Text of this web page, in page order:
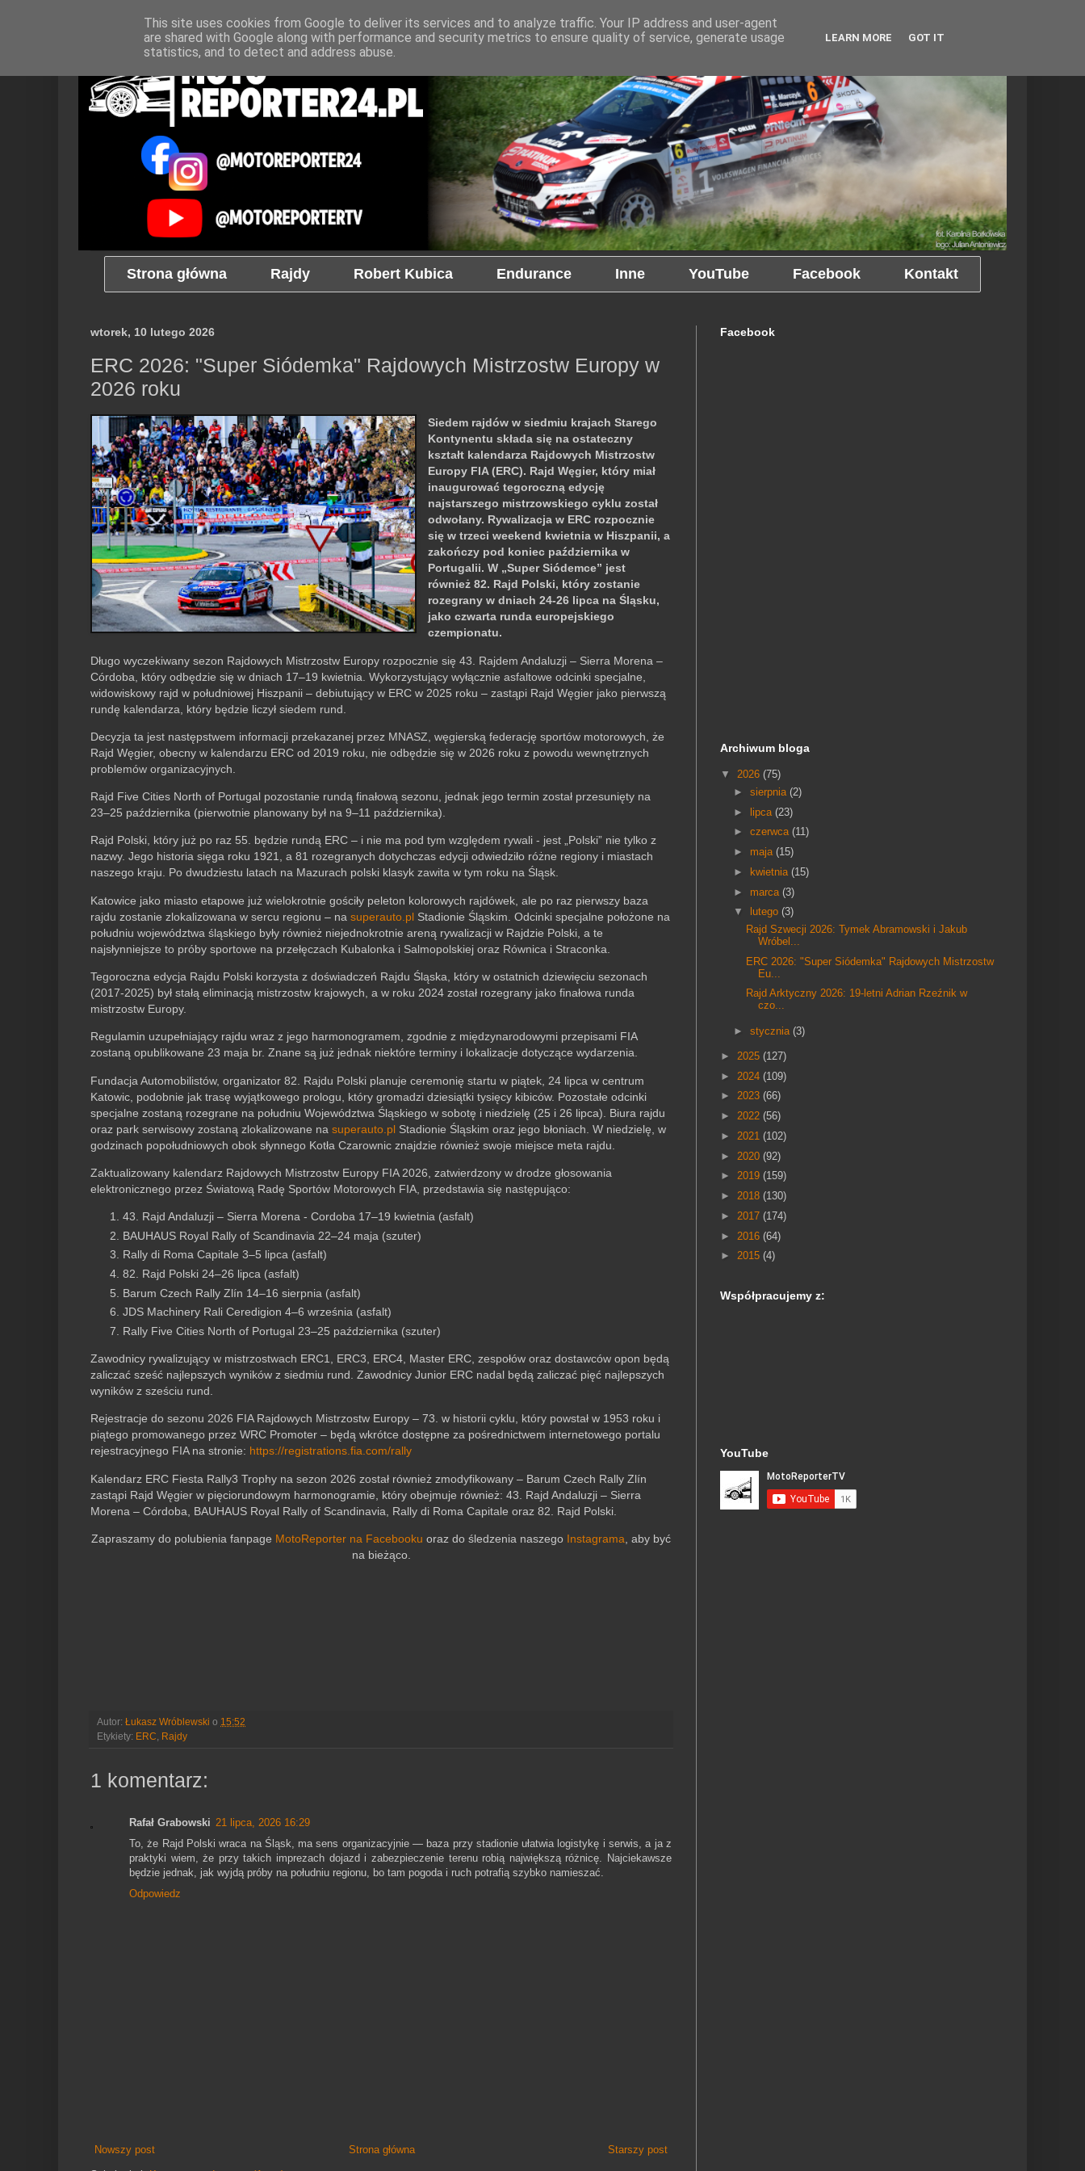
Strona główna Rajdy Robert Kubica Endurance Inne YouTube Facebook Kontakt
wtorek, 10 lutego 2026
ERC 2026: "Super Siódemka" Rajdowych Mistrzostw Europy w
2026 roku
Siedem rajdów w siedmiu krajach Starego
Kontynentu składa się na ostateczny
kształt kalendarza Rajdowych Mistrzostw
Europy FIA (ERC). Rajd Węgier, który miał
inaugurować tegoroczną edycję
najstarszego mistrzowskiego cyklu został
odwołany. Rywalizacja w ERC rozpocznie
się w trzeci weekend kwietnia w Hiszpanii, a
zakończy pod koniec października w
Portugalii. W „Super Siódemce” jest
również 82. Rajd Polski, który zostanie
rozegrany w dniach 24-26 lipca na Śląsku,
jako czwarta runda europejskiego
czempionatu.
Długo wyczekiwany sezon Rajdowych Mistrzostw Europy rozpocznie się 43. Rajdem Andaluzji – Sierra Morena –
Córdoba, który odbędzie się w dniach 17–19 kwietnia. Wykorzystujący wyłącznie asfaltowe odcinki specjalne,
widowiskowy rajd w południowej Hiszpanii – debiutujący w ERC w 2025 roku – zastąpi Rajd Węgier jako pierwszą
rundę kalendarza, który będzie liczył siedem rund.
Decyzja ta jest następstwem informacji przekazanej przez MNASZ, węgierską federację sportów motorowych, że
Rajd Węgier, obecny w kalendarzu ERC od 2019 roku, nie odbędzie się w 2026 roku z powodu wewnętrznych
problemów organizacyjnych.
Rajd Five Cities North of Portugal pozostanie rundą finałową sezonu, jednak jego termin został przesunięty na
23–25 października (pierwotnie planowany był na 9–11 października).
Rajd Polski, który już po raz 55. będzie rundą ERC – i nie ma pod tym względem rywali - jest „Polski” nie tylko z
nazwy. Jego historia sięga roku 1921, a 81 rozegranych dotychczas edycji odwiedziło różne regiony i miastach
naszego kraju. Po dwudziestu latach na Mazurach polski klasyk zawita w tym roku na Śląsk.
Katowice jako miasto etapowe już wielokrotnie gościły peleton kolorowych rajdówek, ale po raz pierwszy baza
rajdu zostanie zlokalizowana w sercu regionu – na superauto.pl Stadionie Śląskim. Odcinki specjalne położone na
południu województwa śląskiego były również niejednokrotnie areną rywalizacji w Rajdzie Polski, a te
najsłynniejsze to próby sportowe na przełęczach Kubalonka i Salmopolskiej oraz Równica i Straconka.
Tegoroczna edycja Rajdu Polski korzysta z doświadczeń Rajdu Śląska, który w ostatnich dziewięciu sezonach
(2017-2025) był stałą eliminacją mistrzostw krajowych, a w roku 2024 został rozegrany jako finałowa runda
mistrzostw Europy.
Regulamin uzupełniający rajdu wraz z jego harmonogramem, zgodnie z międzynarodowymi przepisami FIA
zostaną opublikowane 23 maja br. Znane są już jednak niektóre terminy i lokalizacje dotyczące wydarzenia.
Fundacja Automobilistów, organizator 82. Rajdu Polski planuje ceremonię startu w piątek, 24 lipca w centrum
Katowic, podobnie jak trasę wyjątkowego prologu, który gromadzi dziesiątki tysięcy kibiców. Pozostałe odcinki
specjalne zostaną rozegrane na południu Województwa Śląskiego w sobotę i niedzielę (25 i 26 lipca). Biura rajdu
oraz park serwisowy zostaną zlokalizowane na superauto.pl Stadionie Śląskim oraz jego błoniach. W niedzielę, w
godzinach popołudniowych obok słynnego Kotła Czarownic znajdzie również swoje miejsce meta rajdu.
Zaktualizowany kalendarz Rajdowych Mistrzostw Europy FIA 2026, zatwierdzony w drodze głosowania
elektronicznego przez Światową Radę Sportów Motorowych FIA, przedstawia się następująco:
43. Rajd Andaluzji – Sierra Morena - Cordoba 17–19 kwietnia (asfalt)
BAUHAUS Royal Rally of Scandinavia 22–24 maja (szuter)
Rally di Roma Capitale 3–5 lipca (asfalt)
82. Rajd Polski 24–26 lipca (asfalt)
Barum Czech Rally Zlín 14–16 sierpnia (asfalt)
JDS Machinery Rali Ceredigion 4–6 września (asfalt)
Rally Five Cities North of Portugal 23–25 października (szuter)
Zawodnicy rywalizujący w mistrzostwach ERC1, ERC3, ERC4, Master ERC, zespołów oraz dostawców opon będą
zaliczać sześć najlepszych wyników z siedmiu rund. Zawodnicy Junior ERC nadal będą zaliczać pięć najlepszych
wyników z sześciu rund.
Rejestracje do sezonu 2026 FIA Rajdowych Mistrzostw Europy – 73. w historii cyklu, który powstał w 1953 roku i
piątego promowanego przez WRC Promoter – będą wkrótce dostępne za pośrednictwem internetowego portalu
rejestracyjnego FIA na stronie: https://registrations.fia.com/rally
Kalendarz ERC Fiesta Rally3 Trophy na sezon 2026 został również zmodyfikowany – Barum Czech Rally Zlín
zastąpi Rajd Węgier w pięciorundowym harmonogramie, który obejmuje również: 43. Rajd Andaluzji – Sierra
Morena – Córdoba, BAUHAUS Royal Rally of Scandinavia, Rally di Roma Capitale oraz 82. Rajd Polski.
Zapraszamy do polubienia fanpage MotoReporter na Facebooku oraz do śledzenia naszego Instagrama , aby być
na bieżąco.
Autor: Łukasz Wróblewski o 15:52
Etykiety: ERC Rajdy
1 komentarz:
Rafał Grabowski 21 lipca, 2026 16:29
To, że Rajd Polski wraca na Śląsk, ma sens organizacyjnie — baza przy stadionie ułatwia logistykę i serwis, a ja z
praktyki wiem, że przy takich imprezach dojazd i zabezpieczenie terenu robią największą różnicę. Najciekawsze
będzie jednak, jak wyjdą próby na południu regionu, bo tam pogoda i ruch potrafią szybko namieszać.
Odpowiedz
Nowszy post Starszy post
Strona główna
Facebook
Archiwum bloga
▼ 2026 (75)
► sierpnia (2)
► lipca (23)
► czerwca (11)
► maja (15)
►
kwietnia (15)
► marca (3)
▼
lutego (3)
Rajd Szwecji 2026: Tymek Abramowski i Jakub
Wróbel...
ERC 2026: "Super Siódemka" Rajdowych Mistrzostw
Eu...
Rajd Arktyczny 2026: 19-letni Adrian Rzeźnik w
czo...
► stycznia (3)
► 2025 (127)
► 2024 (109)
► 2023 (66)
► 2022 (56)
► 2021 (102)
► 2020 (92)
► 2019 (159)
► 2018 (130)
► 2017 (174)
► 2016 (64)
► 2015 (4)
Współpracujemy z:
YouTube
This site uses cookies from Google to deliver its services and to analyze traffic. Your IP address and user-agent
are shared with Google along with performance and security metrics to ensure quality of service, generate usage
statistics, and to detect and address abuse.
LEARN MORE GOT IT